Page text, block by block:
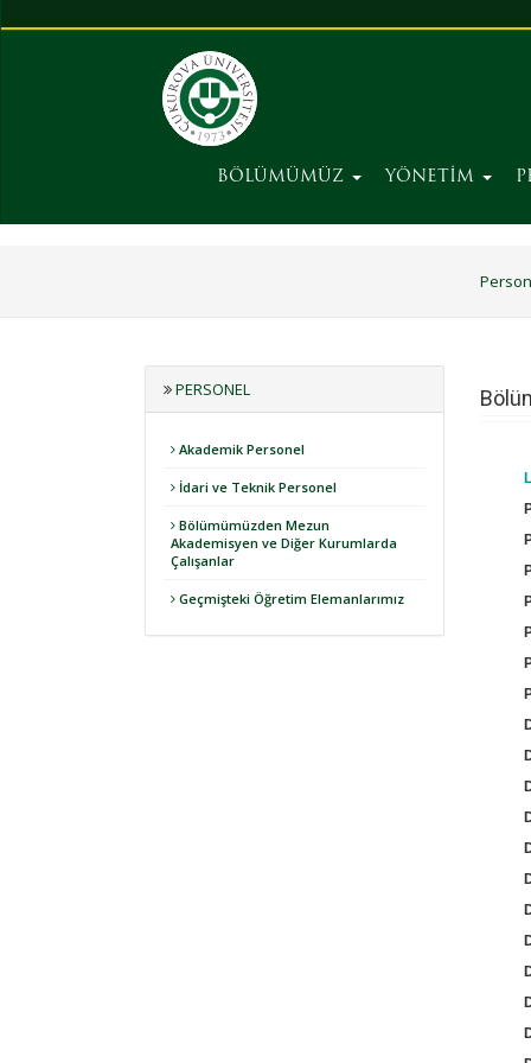
BÖLÜMÜMÜZ YÖNETİM
PERSONEL
Akademik Personel
İdari ve Teknik Personel
Bölümümüzden Mezun
Akademisyen ve Diğer Kurumlarda
Çalışanlar
Geçmişteki Öğretim Elemanlarımız